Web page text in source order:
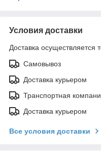
Условия доставки
Доставка осуществляется
Самовывоз
Доставка курьером
Транспортная
Доставка курьером
Все условия доставки